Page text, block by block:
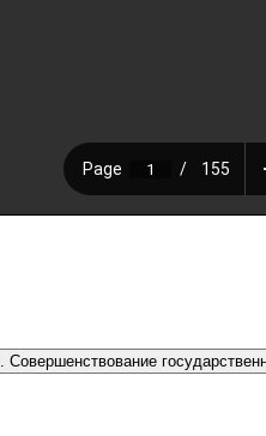
Н.Ю. Совершенствование